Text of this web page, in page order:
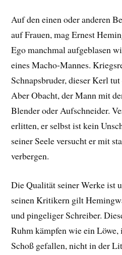
Auf den einen oder anderen
auf Frauen, mag Ernest
Ego manchmal aufgeblasen
eines Macho-Mannes.
Schnapsbruder, dieser Kerl
Aber Obacht, der Mann mit
Blender oder Aufschneider.
erlitten, er selbst ist kein
seiner Seele versucht er mit
verbergen.
Die Qualität seiner Werke ist
seinen Kritikern gilt
und pingeliger Schreiber.
Ruhm kämpfen wie ein
Schoß gefallen, nicht in der